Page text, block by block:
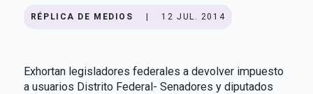
RÉPLICA DE MEDIOS 12 JUL. 2014
Exhortan legisladores federales a devolver impuesto
a usuarios Distrito Federal- Senadores y diputados